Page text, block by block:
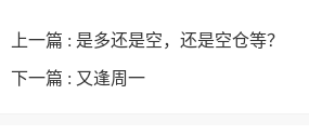
上一篇 : 是多还是空，还是空仓等？
下一篇 : 又逢周一